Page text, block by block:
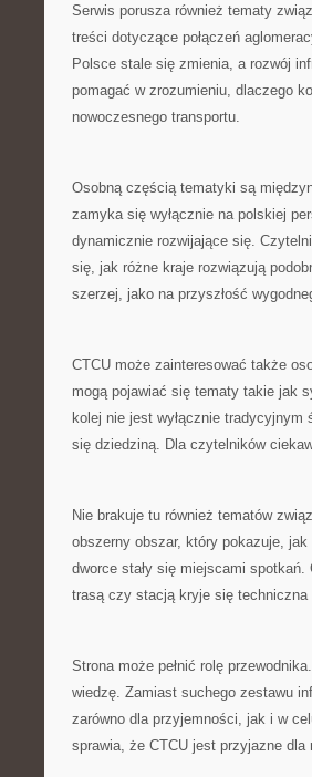
Serwis porusza również tematy
treści dotyczące połączeń
Polsce stale się zmienia, a rozwój
pomagać w zrozumieniu, dlaczego
nowoczesnego transportu.
Osobną częścią tematyki są
zamyka się wyłącznie na polskiej
dynamicznie rozwijające się.
się, jak różne kraje rozwiązują
szerzej, jako na przyszłość
CTCU może zainteresować także
mogą pojawiać się tematy takie jak
kolej nie jest wyłącznie
się dziedziną. Dla czytelników
Nie brakuje tu również tematów
obszerny obszar, który pokazuje,
dworce stały się miejscami
trasą czy stacją kryje się techniczna
Strona może pełnić rolę
wiedzę. Zamiast suchego zestawu
zarówno dla przyjemności, jak i w
sprawia, że CTCU jest przyjazne dla